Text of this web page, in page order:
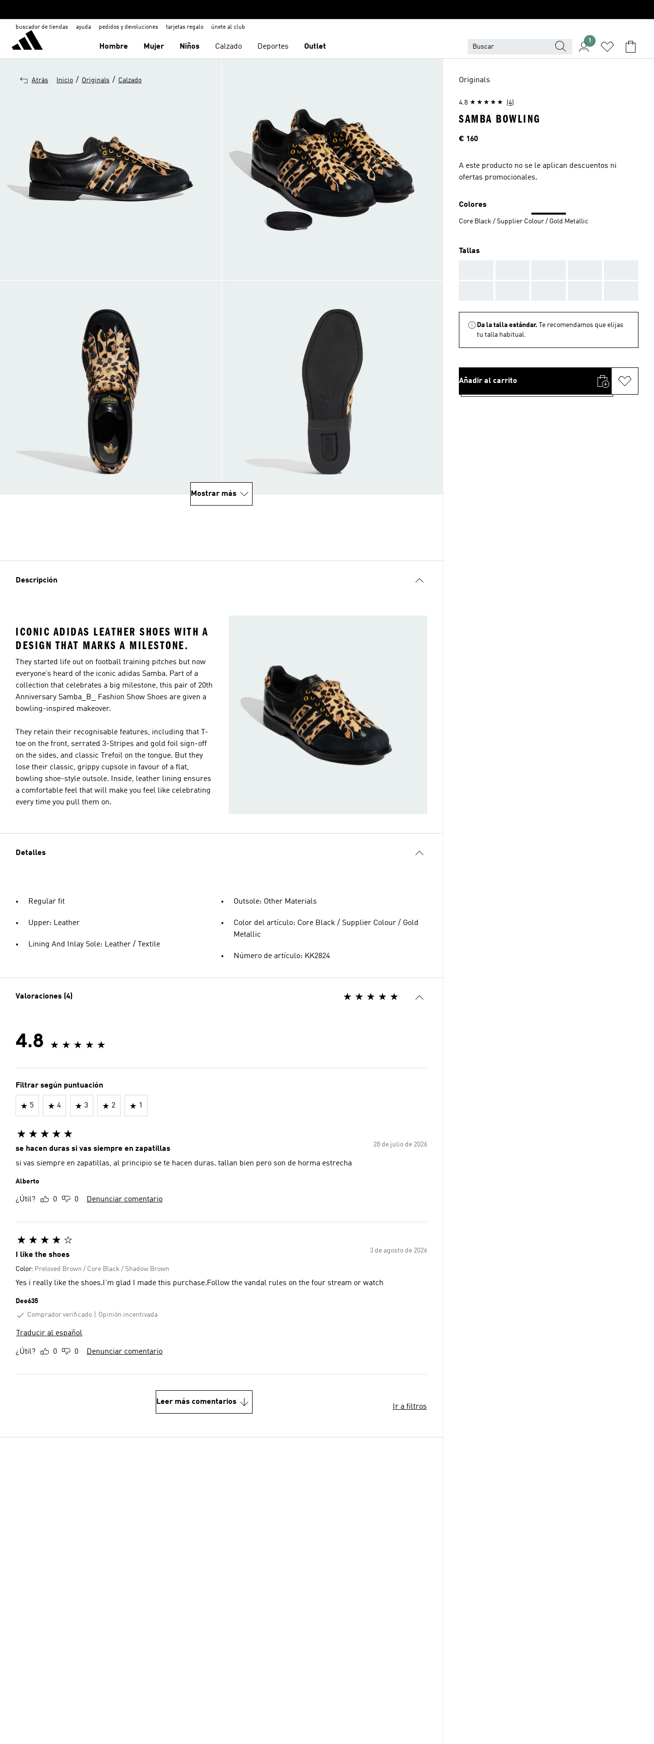
buscador de tiendas ayuda pedidos y devoluciones tarjetas regalo únete al club
Hombre Mujer Niños Calzado Deportes Outlet
1
Atrás Inicio / Originals / Calzado
Mostrar más
Descripción
ICONIC ADIDAS LEATHER SHOES WITH A
DESIGN THAT MARKS A MILESTONE.
They started life out on football training pitches but now
everyone’s heard of the iconic adidas Samba. Part of a
collection that celebrates a big milestone, this pair of 20th
Anniversary Samba_B_ Fashion Show Shoes are given a
bowling-inspired makeover.
They retain their recognisable features, including that T-
toe on the front, serrated 3-Stripes and gold foil sign-off
on the sides, and classic Trefoil on the tongue. But they
lose their classic, grippy cupsole in favour of a flat,
bowling shoe-style outsole. Inside, leather lining ensures
a comfortable feel that will make you feel like celebrating
every time you pull them on.
Detalles
Regular fit
Upper: Leather
Lining And Inlay Sole: Leather / Textile
Outsole: Other Materials
Color del artículo: Core Black / Supplier Colour / Gold
Metallic
Número de artículo: KK2824
Valoraciones (4)
4.8
Filtrar según puntuación
5 4 3 2 1
28 de julio de 2026
se hacen duras si vas siempre en zapatillas
si vas siempre en zapatillas, al principio se te hacen duras. tallan bien pero son de horma estrecha
Alberto
¿Útil? 0 0 Denunciar comentario
3 de agosto de 2026
I like the shoes
Color: Preloved Brown / Core Black / Shadow Brown
Yes i really like the shoes.I'm glad I made this purchase.Follow the vandal rules on the four stream or watch
Dee635
Comprador verificado
Opinión incentivada
Traducir al español
¿Útil? 0 0 Denunciar comentario
Leer más comentarios
Ir a filtros
Originals
4.8 (4)
SAMBA BOWLING
Precio
€ 160
A este producto no se le aplican descuentos ni
ofertas promocionales.
Colores
Core Black / Supplier Colour / Gold Metallic
Tallas
Da la talla estándar.
Te recomendamos que elijas
tu talla habitual.
Añadir al carrito